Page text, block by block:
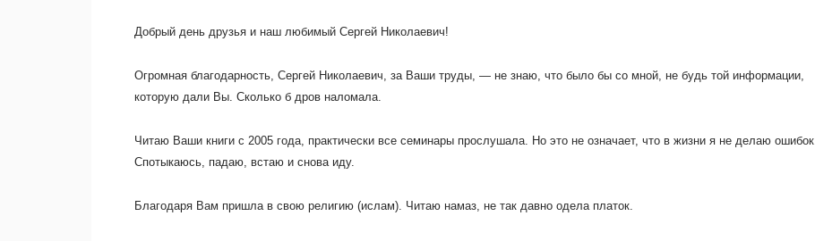
Добрый день друзья и наш любимый Сергей Николаевич!
Огромная благодарность, Сергей Николаевич, за Ваши труды, — не знаю, что было бы со мной, не будь той информации,
которую дали Вы. Сколько б дров наломала.
Читаю Ваши книги с 2005 года, практически все семинары прослушала. Но это не означает, что в жизни я не делаю ошибок.
Спотыкаюсь, падаю, встаю и снова иду.
Благодаря Вам пришла в свою религию (ислам). Читаю намаз, не так давно одела платок.